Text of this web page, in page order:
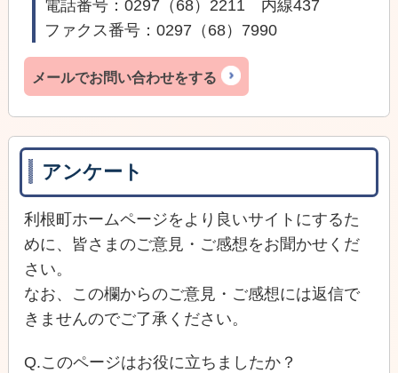
電話番号：0297（68）2211 内線437
ファクス番号：0297（68）7990
メールでお問い合わせをする
アンケート
利根町ホームページをより良いサイトにするた
めに、皆さまのご意見・ご感想をお聞かせくだ
さい。
なお、この欄からのご意見・ご感想には返信で
きませんのでご了承ください。
Q.このページはお役に立ちましたか？